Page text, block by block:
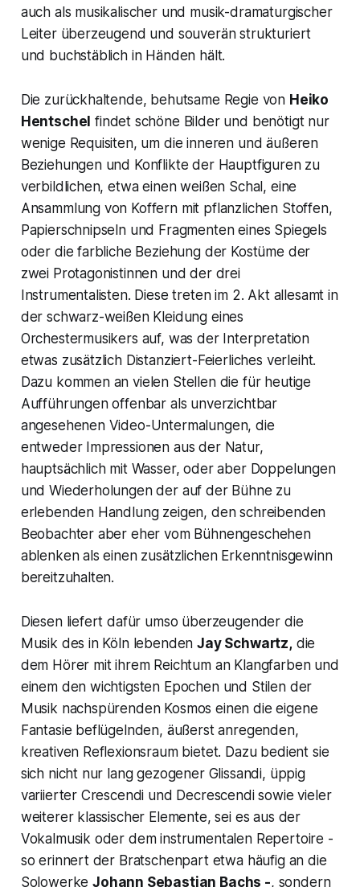
auch als musikalischer und musik-dramaturgischer
Leiter überzeugend und souverän strukturiert
und buchstäblich in Händen hält.
Die zurückhaltende, behutsame Regie von Heiko
Hentschel findet schöne Bilder und benötigt nur
wenige Requisiten, um die inneren und äußeren
Beziehungen und Konflikte der Hauptfiguren zu
verbildlichen, etwa einen weißen Schal, eine
Ansammlung von Koffern mit pflanzlichen Stoffen,
Papierschnipseln und Fragmenten eines Spiegels
oder die farbliche Beziehung der Kostüme der
zwei Protagonistinnen und der drei
Instrumentalisten. Diese treten im 2. Akt allesamt in
der schwarz-weißen Kleidung eines
Orchestermusikers auf, was der Interpretation
etwas zusätzlich Distanziert-Feierliches verleiht.
Dazu kommen an vielen Stellen die für heutige
Aufführungen offenbar als unverzichtbar
angesehenen Video-Untermalungen, die
entweder Impressionen aus der Natur,
hauptsächlich mit Wasser, oder aber Doppelungen
und Wiederholungen der auf der Bühne zu
erlebenden Handlung zeigen, den schreibenden
Beobachter aber eher vom Bühnengeschehen
ablenken als einen zusätzlichen Erkenntnisgewinn
bereitzuhalten.
Diesen liefert dafür umso überzeugender die
Musik des in Köln lebendenJay Schwartz,die
dem Hörer mit ihrem Reichtum an Klangfarben und
einem den wichtigsten Epochen und Stilen der
Musik nachspürenden Kosmos einen die eigene
Fantasie beflügelnden, äußerst anregenden,
kreativen Reflexionsraum bietet. Dazu bedient sie
sich nicht nur lang gezogener Glissandi, üppig
variierter Crescendi und Decrescendi sowie vieler
weiterer klassischer Elemente, sei es aus der
Vokalmusik oder dem instrumentalen Repertoire -
so erinnert der Bratschenpart etwa häufig an die
SolowerkeJohann Sebastian Bachs -, sondern